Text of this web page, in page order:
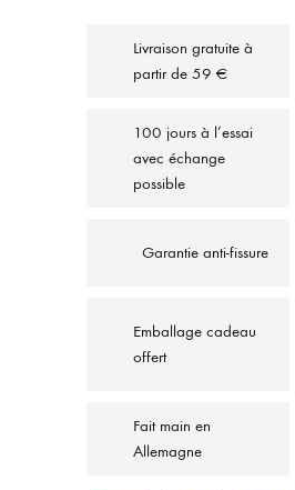
Livraison gratuite à
partir de 59 €
100 jours à l’essai
avec échange
possible
Garantie anti-fissure
Emballage cadeau
offert
Fait main en
Allemagne